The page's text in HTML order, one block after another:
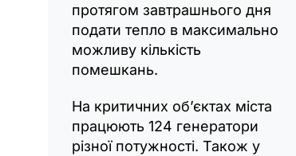
протягом завтрашнього дня
подати тепло в максимально
можливу кількість
помешкань.
На критичних об’єктах міста
працюють 124 генератори
різної потужності. Також у